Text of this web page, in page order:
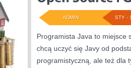
STY -
ADMIN
Programista Java to miejsce
chcą uczyć się Javy od
programistyczną, ale też dla